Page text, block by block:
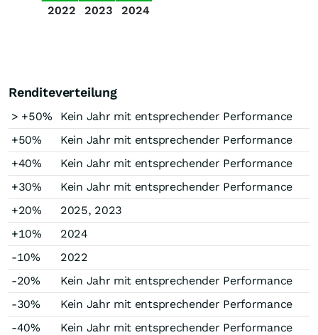
2022
2023 2024
Renditeverteilung
> +50%
Kein Jahr mit entsprechender Performance
+50%
Kein Jahr mit entsprechender Performance
+40%
Kein Jahr mit entsprechender Performance
+30%
Kein Jahr mit entsprechender Performance
+20%
2025, 2023
+10%
2024
-10%
2022
-20%
Kein Jahr mit entsprechender Performance
-30%
Kein Jahr mit entsprechender Performance
-40%
Kein Jahr mit entsprechender Performance